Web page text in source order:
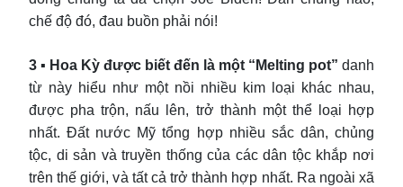
chế độ đó, đau buồn phải nói!
3 ▪ Hoa Kỳ được biết đến là một “Melting pot” danh
từ này hiểu như một nồi nhiều kim loại khác nhau,
được pha trộn, nấu lên, trở thành một thể loại hợp
nhất. Đất nước Mỹ tổng hợp nhiều sắc dân, chủng
tộc, di sản và truyền thống của các dân tộc khắp nơi
trên thế giới, và tất cả trở thành hợp nhất. Ra ngoài xã